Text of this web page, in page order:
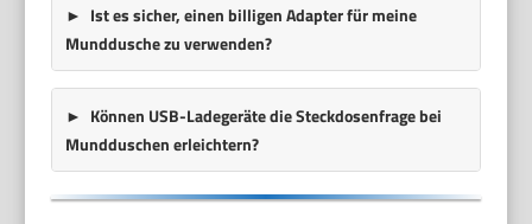
Ist es sicher, einen billigen Adapter für meine
Munddusche zu verwenden?
Können USB-Ladegeräte die Steckdosenfrage bei
Mundduschen erleichtern?